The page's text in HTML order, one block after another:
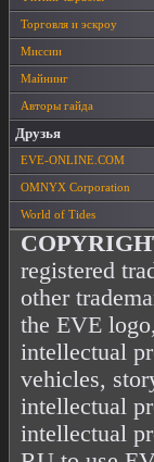
Торговля и эскроу
Миссии
Майнинг
Авторы гайда
Друзья
EVE-ONLINE.COM
OMNYX Corporation
World of Tides
registered
other
the EVE
intellectual
vehicles,
intellectual
intellectual